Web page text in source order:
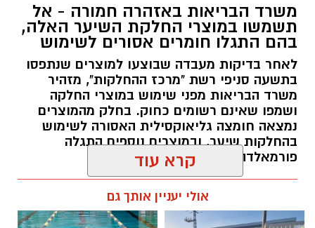
משרד הבריאות באזהרה חמורה - אל
תשמשו במוצרי החלקת השיער האלה,
בהם התגלו חומרים אסורים לשימוש
לאחר בדיקות מעבדה שבוצעו למוצרים שנתפסו
בתשעה סניפי רשת "מרכז ההחלקות", מזהיר
משרד הבריאות מפני שימוש במוצרי החלקה
ושמפו שאינם רשומים כחוק. בחלק מהמוצרים
נמצאה חומצה גליאוקסילית האסורה לשימוש
בהחלקות שיער, ובמוצרים נוספים התגלה
פורמאלדהיד - חומר המוגדר כמסרטן
קרא עוד
אולי יעניין אותך גם